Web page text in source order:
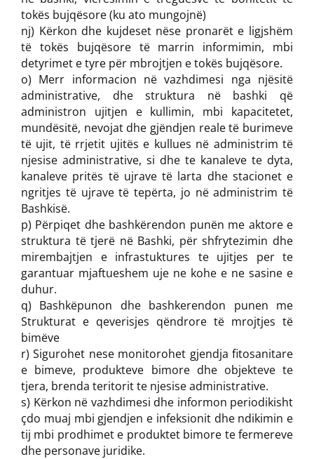
tokës bujqësore (ku ato mungojnë)
nj) Kërkon dhe kujdeset nëse pronarët e ligjshëm
të tokës bujqësore të marrin informimin, mbi
detyrimet e tyre për mbrojtjen e tokës bujqësore.
o) Merr informacion në vazhdimesi nga njësitë
administrative, dhe struktura në bashki që
administron ujitjen e kullimin, mbi kapacitetet,
mundësitë, nevojat dhe gjëndjen reale të burimeve
të ujit, të rrjetit ujitës e kullues në administrim të
njesise administrative, si dhe te kanaleve te dyta,
kanaleve pritës të ujrave të larta dhe stacionet e
ngritjes të ujrave të tepërta, jo në administrim të
Bashkisë.
p) Përpiqet dhe bashkërendon punën me aktore e
struktura të tjerë në Bashki, për shfrytezimin dhe
mirembajtjen e infrastuktures te ujitjes per te
garantuar mjaftueshem uje ne kohe e ne sasine e
duhur.
q) Bashkëpunon dhe bashkerendon punen me
Strukturat e qeverisjes qëndrore të mrojtjes të
bimëve
r) Sigurohet nese monitorohet gjendja fitosanitare
e bimeve, produkteve bimore dhe objekteve te
tjera, brenda teritorit te njesise administrative.
s) Kërkon në vazhdimesi dhe informon periodikisht
çdo muaj mbi gjendjen e infeksionit dhe ndikimin e
tij mbi prodhimet e produktet bimore te fermereve
dhe personave juridike.